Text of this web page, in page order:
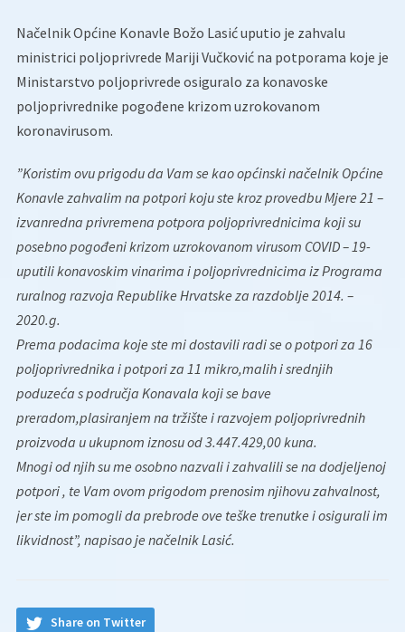
Načelnik Općine Konavle Božo Lasić uputio je zahvalu
ministrici poljoprivrede Mariji Vučković na potporama koje je
Ministarstvo poljoprivrede osiguralo za konavoske
poljoprivrednike pogođene krizom uzrokovanom
koronavirusom.
”Koristim ovu prigodu da Vam se kao općinski načelnik Općine
Konavle zahvalim na potpori koju ste kroz provedbu Mjere 21 –
izvanredna privremena potpora poljoprivrednicima koji su
posebno pogođeni krizom uzrokovanom virusom COVID – 19-
uputili konavoskim vinarima i poljoprivrednicima iz Programa
ruralnog razvoja Republike Hrvatske za razdoblje 2014. –
2020.g.
Prema podacima koje ste mi dostavili radi se o potpori za 16
poljoprivrednika i potpori za 11 mikro,malih i srednjih
poduzeća s područja Konavala koji se bave
preradom,plasiranjem na tržište i razvojem poljoprivrednih
proizvoda u ukupnom iznosu od 3.447.429,00 kuna.
Mnogi od njih su me osobno nazvali i zahvalili se na dodjeljenoj
potpori , te Vam ovom prigodom prenosim njihovu zahvalnost,
jer ste im pomogli da prebrode ove teške trenutke i osigurali im
likvidnost”, napisao je načelnik Lasić.
Share on Twitter